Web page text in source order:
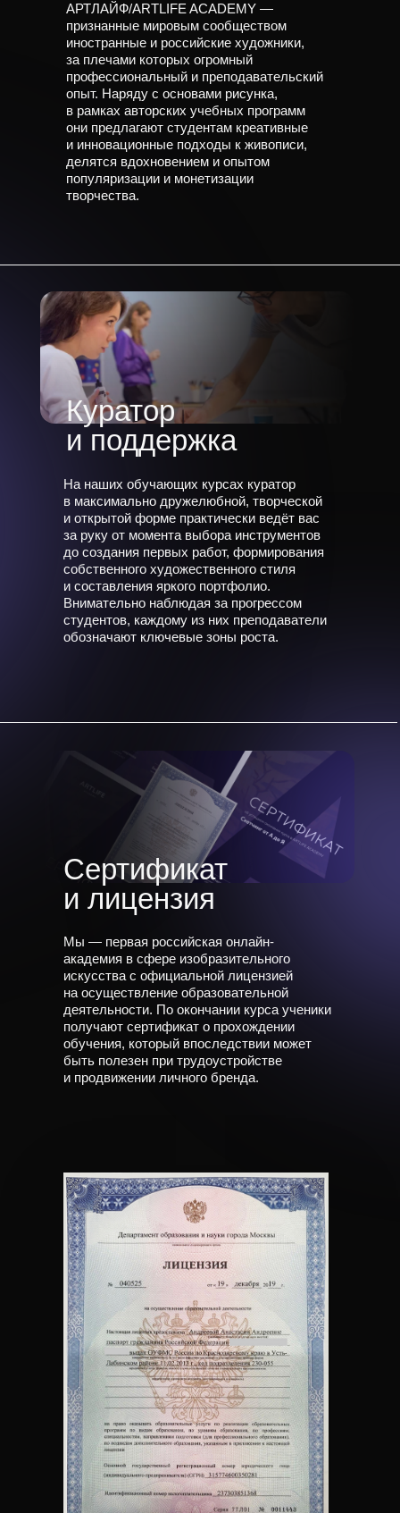
Куратор
и поддержка
На наших обучающих курсах куратор
в максимально дружелюбной, творческой
и открытой форме практически ведёт вас
за руку от момента выбора инструментов
до создания первых работ, формирования
собственного художественного стиля
и составления яркого портфолио.
Внимательно наблюдая за прогрессом
студентов, каждому из них преподаватели
обозначают ключевые зоны роста.
Сертификат
и лицензия
Мы — первая российская онлайн-
академия в сфере изобразительного
искусства с официальной лицензией
на осуществление образовательной
деятельности. По окончании курса ученики
получают сертификат о прохождении
обучения, который впоследствии может
быть полезен при трудоустройстве
и продвижении личного бренда.
АРТЛАЙФ/ARTLIFE ACADEMY —
признанные мировым сообществом
иностранные и российские художники,
за плечами которых огромный
профессиональный и преподавательский
опыт. Наряду с основами рисунка,
в рамках авторских учебных программ
они предлагают студентам креативные
и инновационные подходы к живописи,
делятся вдохновением и опытом
популяризации и монетизации
творчества.